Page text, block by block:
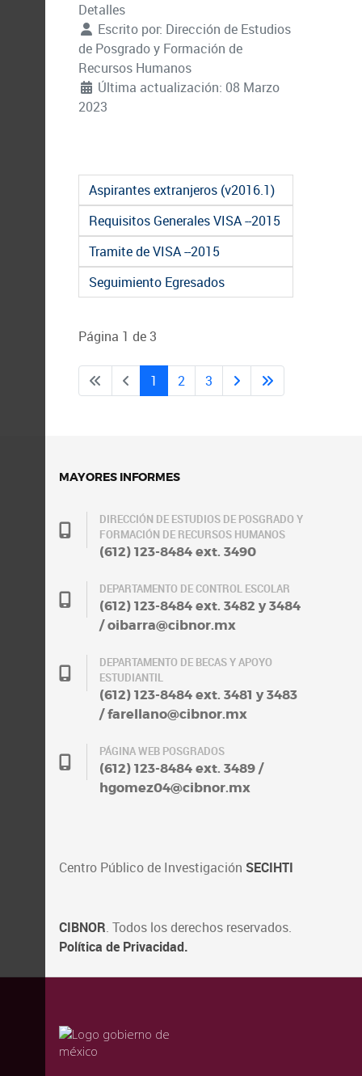
Detalles
Escrito por: Dirección de Estudios
de Posgrado y Formación de
Recursos Humanos
Última actualización: 08 Marzo
2023
Aspirantes extranjeros (v2016.1)
Requisitos Generales VISA --2015
Tramite de VISA --2015
Seguimiento Egresados
Página 1 de 3
1 2 3
MAYORES INFORMES
DIRECCIÓN DE ESTUDIOS DE POSGRADO Y
FORMACIÓN DE RECURSOS HUMANOS
(612) 123-8484 ext. 3490
DEPARTAMENTO DE CONTROL ESCOLAR
(612) 123-8484 ext. 3482 y 3484
/ oibarra@cibnor.mx
DEPARTAMENTO DE BECAS Y APOYO
ESTUDIANTIL
(612) 123-8484 ext. 3481 y 3483
/ farellano@cibnor.mx
PÁGINA WEB POSGRADOS
(612) 123-8484 ext. 3489 /
hgomez04@cibnor.mx
Centro Público de Investigación SECIHTI
CIBNOR. Todos los derechos reservados.
Política de Privacidad.